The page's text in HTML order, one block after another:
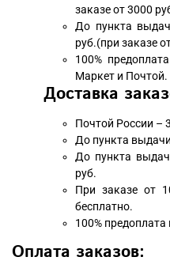
заказе от 3000
До пункта
руб.(при заказе
100%
Маркет и Почтой.
Доставка
Почтой России –
До пункта
До пункта
руб.
При заказе от
бесплатно.
100%
Оплата заказов: